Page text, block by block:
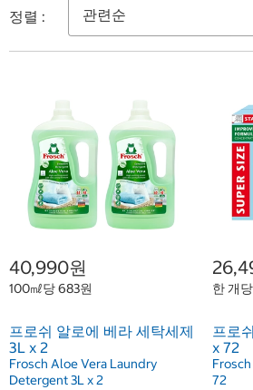
정렬 :
40,990원
100㎖당 683원
프로쉬 알로에 베라 세탁세제
3L x 2
Frosch Aloe Vera Laundry
Detergent 3L x 2
한 개
프로
x 72
72